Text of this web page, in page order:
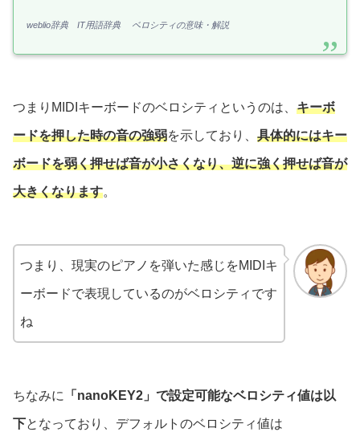
weblio辞典 IT用語辞典 ベロシティの意味・解説
つまりMIDIキーボードのベロシティというのは、 キーボ
ードを押した時の音の強弱を示しており、 具体的にはキー
ボードを弱く押せば音が小さくなり、逆に強く押せば音が
大きくなります。
つまり、現実のピアノを弾いた感じをMIDIキ
ーボードで表現しているのがベロシティです
ね
ちなみに 「nanoKEY2」で設定可能なベロシティ値は以
下 となっており、デフォルトのベロシティ値は